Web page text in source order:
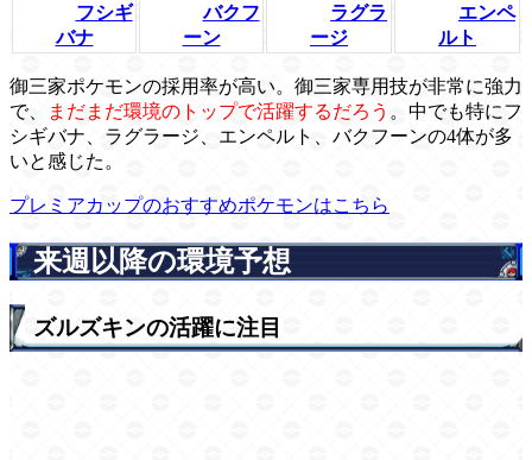
フシギ
バナ
バクフ
ーン
ラグラ
ージ
エンペ
ルト
御三家ポケモンの採用率が高い。御三家専用技が非常に強力
で、
まだまだ環境のトップで活躍するだろう 。中でも特にフ
シギバナ、ラグラージ、エンペルト、バクフーンの4体が多
いと感じた。
プレミアカップのおすすめポケモンはこちら
来週以降の環境予想
ズルズキンの活躍に注目